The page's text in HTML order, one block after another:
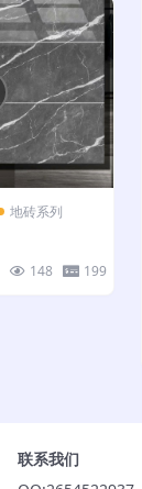
地砖系列
148 199
联系我们